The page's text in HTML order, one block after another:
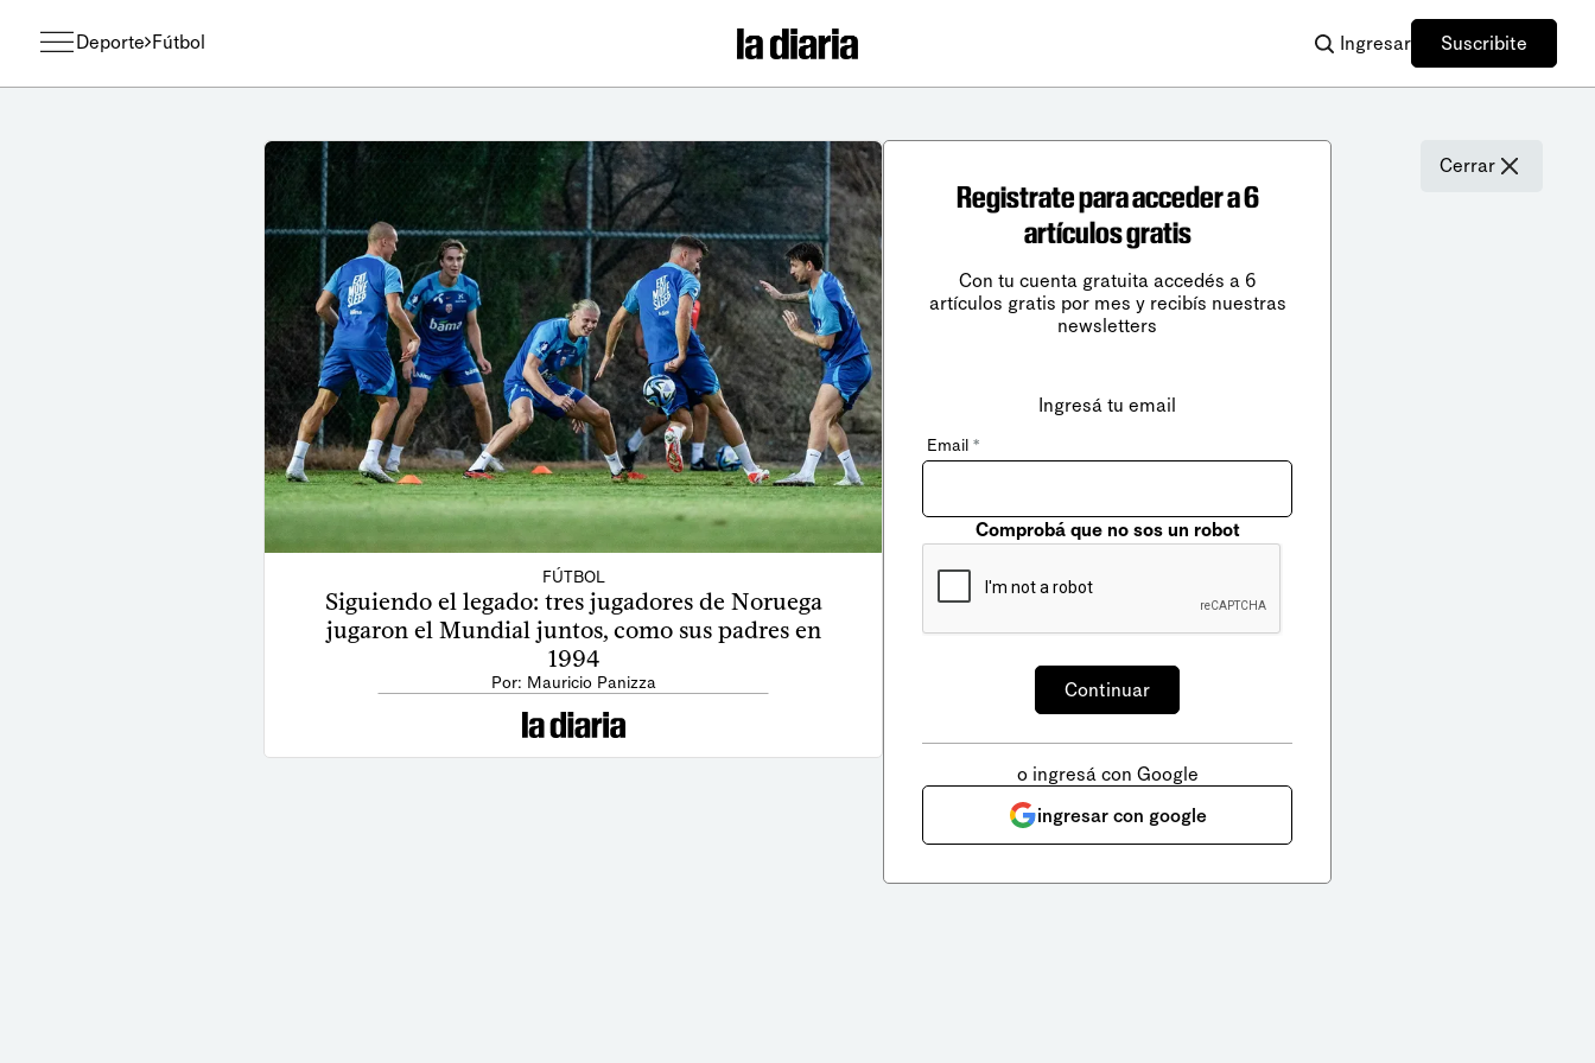
Deporte Fútbol Ingresar Suscribite
FÚTBOL
Siguiendo el legado: tres jugadores de Noruega
jugaron el Mundial juntos, como sus padres en
1994
Por: Mauricio Panizza
Cerrar
Registrate para acceder a 6
artículos gratis
Con tu cuenta gratuita accedés a 6
artículos gratis por mes y recibís nuestras
newsletters
Ingresá tu email
Email *
Comprobá que no sos un robot
o ingresá con Google
ingresar con google